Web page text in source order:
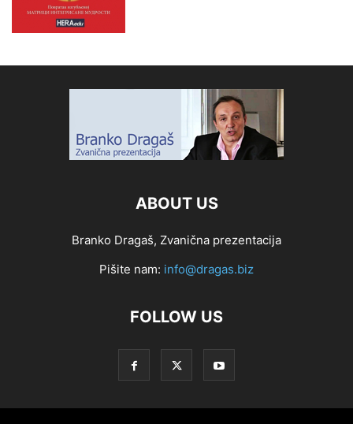
ABOUT US
Branko Dragaš, Zvanična prezentacija
Pišite nam: info@dragas.biz
FOLLOW US